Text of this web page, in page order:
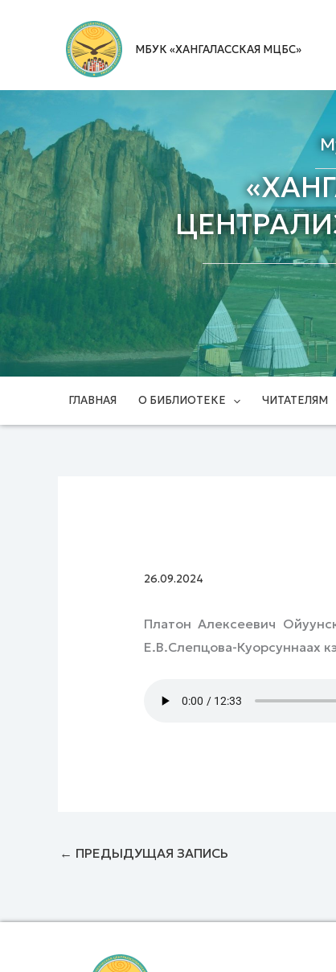
содержимому
МБУК «ХАНГАЛАССКАЯ МЦБС»
ГЛАВНАЯ О БИБЛИОТЕКЕ ЧИТАТЕЛЯМ
26.09.2024
Платон Алексеевич
Е.В.Слепцова-Куорсуннаах
← ПРЕДЫДУЩАЯ ЗАПИСЬ